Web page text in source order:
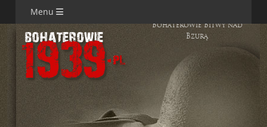
Menu
Bohaterowie Bitwy nad
Bzurą